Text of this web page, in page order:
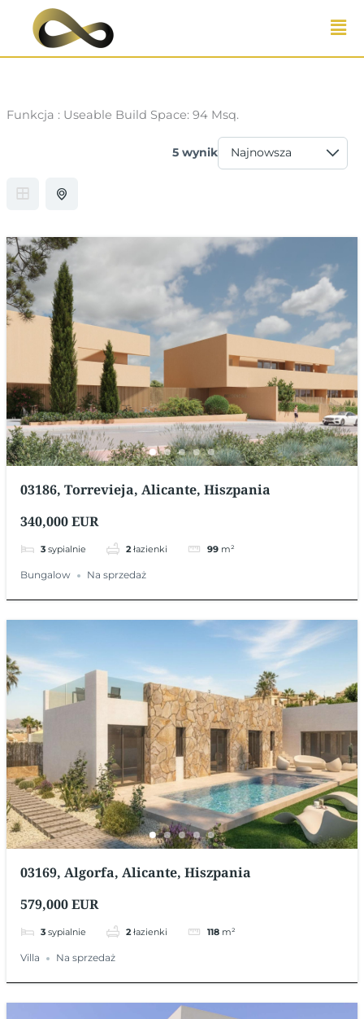
Przejdź
Funkcja : Useable Build Space: 94 Msq.
5 wynik
03186, Torrevieja, Alicante, Hiszpania
340,000 EUR
3 sypialnie 2 łazienki 99 m²
Bungalow Na sprzedaż
03169, Algorfa, Alicante, Hiszpania
579,000 EUR
3 sypialnie 2 łazienki 118 m²
Villa Na sprzedaż